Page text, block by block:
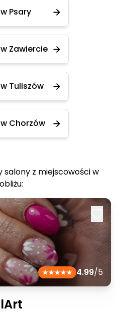
Psary
Zawiercie
Tuliszów
Chorzów
salony z miejscowości w
4.99/5